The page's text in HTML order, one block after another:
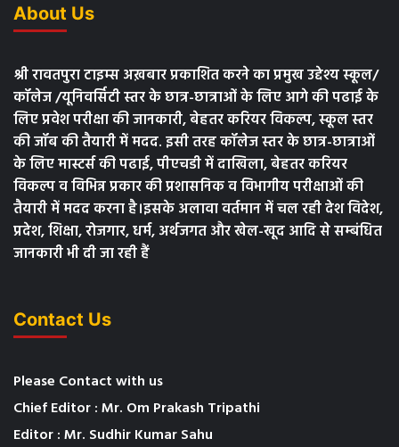
About Us
श्री रावतपुरा टाइम्स अख़बार प्रकाशित करने का प्रमुख उद्देश्य स्कूल/
कॉलेज /यूनिवर्सिटी स्तर के छात्र-छात्राओं के लिए आगे की पढाई के
लिए प्रवेश परीक्षा की जानकारी, बेहतर करियर विकल्प, स्कूल स्तर
की जॉब की तैयारी में मदद. इसी तरह कॉलेज स्तर के छात्र-छात्राओं
के लिए मास्टर्स की पढाई, पीएचडी में दाखिला, बेहतर करियर
विकल्प व विभिन्न प्रकार की प्रशासनिक व विभागीय परीक्षाओं की
तैयारी में मदद करना है।इसके अलावा वर्तमान में चल रही देश विदेश,
प्रदेश, शिक्षा, रोजगार, धर्म, अर्थजगत और खेल-खूद आदि से सम्बंधित
जानकारी भी दी जा रही हैं
Contact Us
Please Contact with us
Chief Editor : Mr. Om Prakash Tripathi
Editor : Mr. Sudhir Kumar Sahu